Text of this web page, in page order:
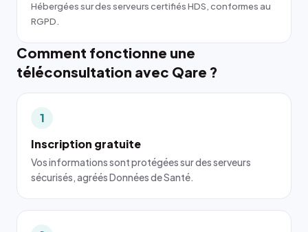
Hébergées sur des serveurs certifiés HDS, conformes au
RGPD.
Comment fonctionne une
téléconsultation avec Qare ?
1
Inscription gratuite
Vos informations sont protégées sur des serveurs
sécurisés, agréés Données de Santé.